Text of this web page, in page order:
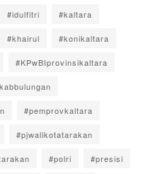
#idulfitri #kaltara
#khairul #konikaltara
#KPwBIprovinsikaltara
#pemprovkaltara
#pjwalikotatarakan
#polri #presisi